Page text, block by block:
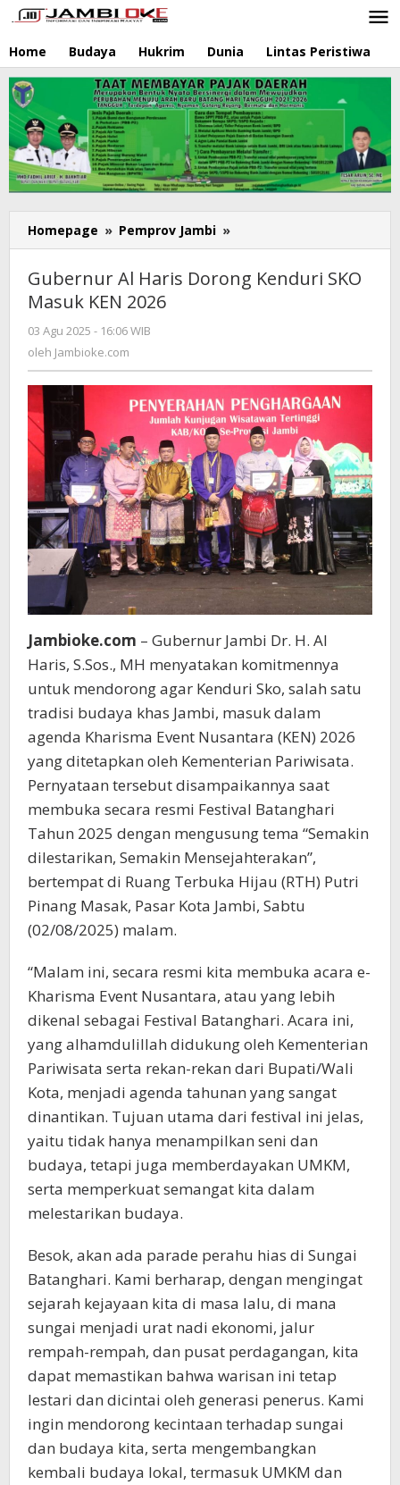
Lewati
ke
konten
Home Budaya Hukrim Dunia Lintas Peristiwa
Homepage » Pemprov Jambi »
Al
Dorong
Gubernur Al Haris Dorong Kenduri SKO
Masuk KEN 2026
03 Agu 2025 - 16:06 WIB
oleh Jambioke.com
Jambioke.com – Gubernur Jambi Dr. H. Al
Haris, S.Sos., MH menyatakan komitmennya
untuk mendorong agar Kenduri Sko, salah satu
tradisi budaya khas Jambi, masuk dalam
agenda Kharisma Event Nusantara (KEN) 2026
yang ditetapkan oleh Kementerian Pariwisata.
Pernyataan tersebut disampaikannya saat
membuka secara resmi Festival Batanghari
Tahun 2025 dengan mengusung tema “Semakin
dilestarikan, Semakin Mensejahterakan”,
bertempat di Ruang Terbuka Hijau (RTH) Putri
Pinang Masak, Pasar Kota Jambi, Sabtu
(02/08/2025) malam.
“Malam ini, secara resmi kita membuka acara e-
Kharisma Event Nusantara, atau yang lebih
dikenal sebagai Festival Batanghari. Acara ini,
yang alhamdulillah didukung oleh Kementerian
Pariwisata serta rekan-rekan dari Bupati/Wali
Kota, menjadi agenda tahunan yang sangat
dinantikan. Tujuan utama dari festival ini jelas,
yaitu tidak hanya menampilkan seni dan
budaya, tetapi juga memberdayakan UMKM,
serta memperkuat semangat kita dalam
melestarikan budaya.
Besok, akan ada parade perahu hias di Sungai
Batanghari. Kami berharap, dengan mengingat
sejarah kejayaan kita di masa lalu, di mana
sungai menjadi urat nadi ekonomi, jalur
rempah-rempah, dan pusat perdagangan, kita
dapat memastikan bahwa warisan ini tetap
lestari dan dicintai oleh generasi penerus. Kami
ingin mendorong kecintaan terhadap sungai
dan budaya kita, serta mengembangkan
kembali budaya lokal, termasuk UMKM dan